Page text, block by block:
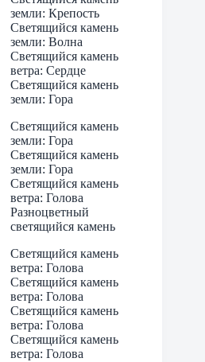
земли: Крепость
Светящийся камень
земли: Волна
Cветящийся камень
ветра: Сердце
Светящийся камень
земли: Гора
Светящийся камень
земли: Гора
Светящийся камень
земли: Гора
Cветящийся камень
ветра: Голова
Разноцветный
светящийся камень
Cветящийся камень
ветра: Голова
Cветящийся камень
ветра: Голова
Cветящийся камень
ветра: Голова
Cветящийся камень
ветра: Голова